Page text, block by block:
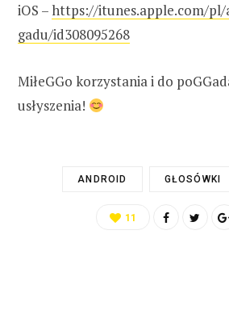
iOS –https://itunes.apple.com/pl/
gadu/id308095268
MiłeGGo korzystania i do
usłyszenia!
ANDROID GŁOSÓWKI
11